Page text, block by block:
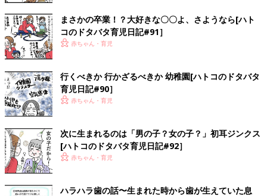
まさかの卒業！？大好きな〇〇よ、さようなら[ハト
コのドタバタ育児日記#91］
赤ちゃん・育児
行くべきか 行かざるべきか 幼稚園[ハトコのドタバタ
育児日記#90］
赤ちゃん・育児
次に生まれるのは「男の子？女の子？」初耳ジンクス
[ハトコのドタバタ育児日記#92］
赤ちゃん・育児
ハラハラ歯の話〜生まれた時から歯が生えていた息